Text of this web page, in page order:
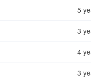
5
3
4
3